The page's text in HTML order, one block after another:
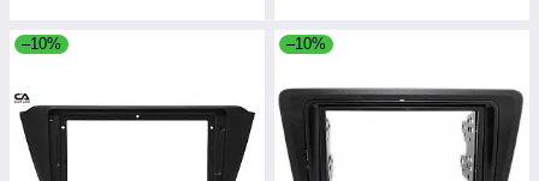
–10% –10%